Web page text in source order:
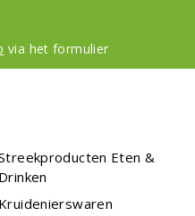
via het formulier
Eten &
Drinken
Kruidenierswaren